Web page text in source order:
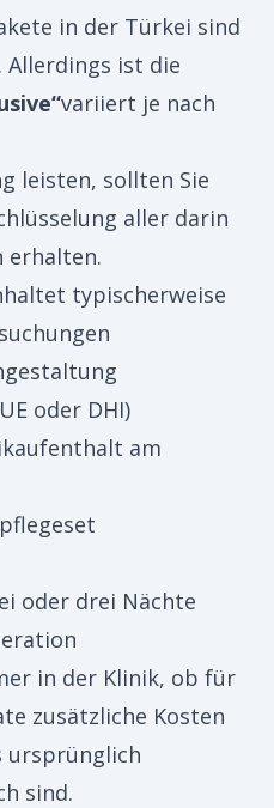
in der Türkei sind
ist die
variiert je nach
leisten, sollten Sie
aller darin
erhalten.
typischerweise
oder DHI)
am
oder drei Nächte
in der Klinik, ob für
zusätzliche Kosten
ursprünglich
sind.